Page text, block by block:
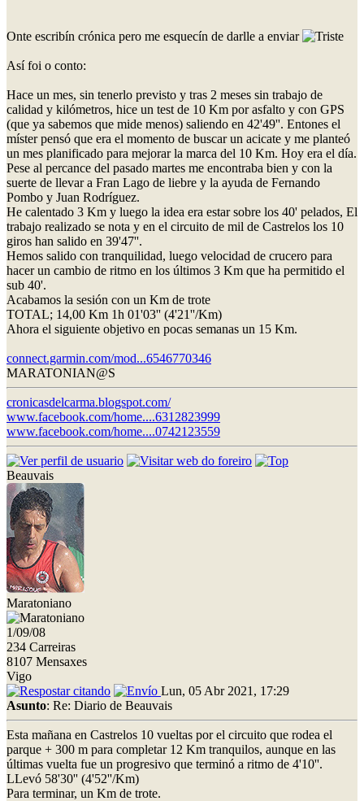
Onte escribín crónica pero me esquecín de darlle a enviar
Así foi o conto:
Hace un mes, sin tenerlo previsto y tras 2 meses sin trabajo de
calidad y kilómetros, hice un test de 10 Km por asfalto y con GPS
(que ya sabemos que mide menos) saliendo en 42'49''. Entones el
míster pensó que era el momento de buscar un acicate y me planteó
un mes planificado para mejorar la marca del 10 Km. Hoy era el día.
Pese al percance del pasado martes me encontraba bien y con la
suerte de llevar a Fran Lago de liebre y la ayuda de Fernando
Pombo y Juan Rodríguez.
He calentado 3 Km y luego la idea era estar sobre los 40' pelados, El
trabajo realizado se nota y en el circuito de mil de Castrelos los 10
giros han salido en 39'47''.
Hemos salido con tranquilidad, luego velocidad de crucero para
hacer un cambio de ritmo en los últimos 3 Km que ha permitido el
sub 40'.
Acabamos la sesión con un Km de trote
TOTAL; 14,00 Km 1h 01'03'' (4'21''/Km)
Ahora el siguiente objetivo en pocas semanas un 15 Km.
connect.garmin.com/mod...6546770346
MARATONIAN@S
cronicasdelcarma.blogspot.com/
www.facebook.com/home....6312823999
www.facebook.com/home....0742123559
Beauvais
Maratoniano
1/09/08
234 Carreiras
8107 Mensaxes
Vigo
Lun, 05 Abr 2021, 17:29
Asunto: Re: Diario de Beauvais
Esta mañana en Castrelos 10 vueltas por el circuito que rodea el
parque + 300 m para completar 12 Km tranquilos, aunque en las
últimas vuelta fue un progresivo que terminó a ritmo de 4'10''.
LLevó 58'30'' (4'52''/Km)
Para terminar, un Km de trote.